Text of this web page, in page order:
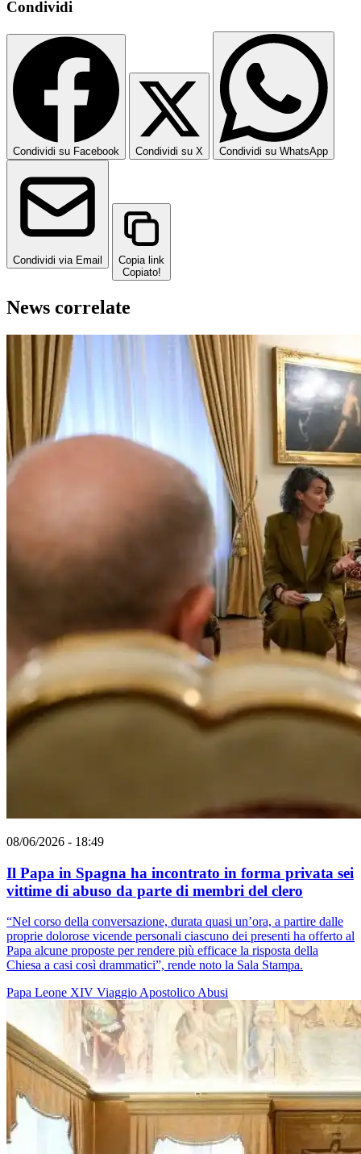
Condividi
Condividi su Facebook Condividi su X Condividi su WhatsApp
Condividi via Email
Copia link
Copiato!
News correlate
08/06/2026 - 18:49
Il Papa in Spagna ha incontrato in forma privata sei
vittime di abuso da parte di membri del clero
“Nel corso della conversazione, durata quasi un’ora, a partire dalle
proprie dolorose vicende personali ciascuno dei presenti ha offerto al
Papa alcune proposte per rendere più efficace la risposta della
Chiesa a casi così drammatici”, rende noto la Sala Stampa.
Papa Leone XIV Viaggio Apostolico Abusi